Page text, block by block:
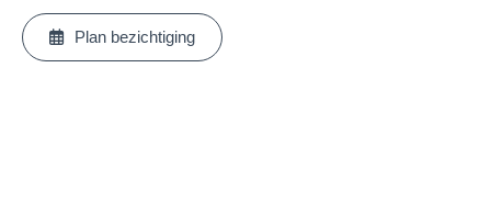
Plan bezichtiging